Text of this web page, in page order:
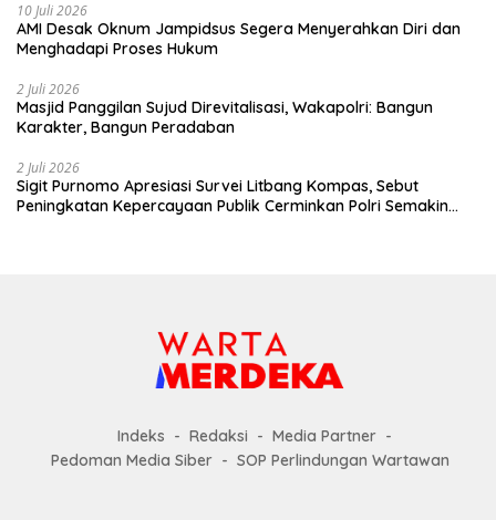
10 Juli 2026
AMI Desak Oknum Jampidsus Segera Menyerahkan Diri dan
Menghadapi Proses Hukum
2 Juli 2026
Masjid Panggilan Sujud Direvitalisasi, Wakapolri: Bangun
Karakter, Bangun Peradaban
2 Juli 2026
Sigit Purnomo Apresiasi Survei Litbang Kompas, Sebut
Peningkatan Kepercayaan Publik Cerminkan Polri Semakin
Indeks Redaksi
Media Partner
Pedoman Media Siber
SOP Perlindungan Wartawan